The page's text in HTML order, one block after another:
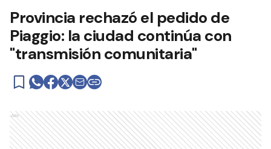
Provincia rechazó el pedido de
Piaggio: la ciudad continúa con
"transmisión comunitaria"
Ads